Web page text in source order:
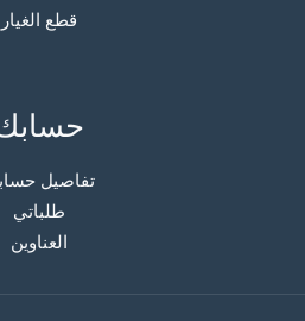
قطع الغيار
حسابك
تفاصيل حسابي